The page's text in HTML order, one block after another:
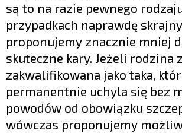
są to na razie pewnego
przypadkach naprawdę
proponujemy znacznie mniej
skuteczne kary. Jeżeli rodzina
zakwalifikowana jako taka,
permanentnie uchyla się bez
powodów od obowiązku
wówczas proponujemy